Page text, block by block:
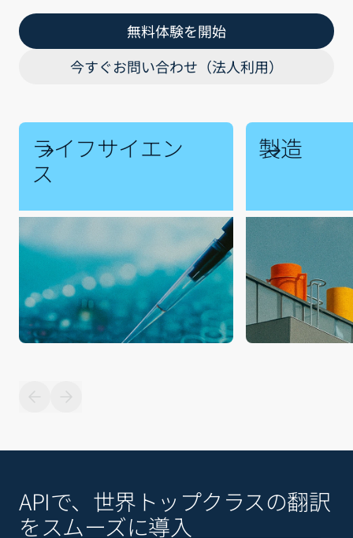
無料体験を開始
今すぐお問い合わせ（法人利用）
ライフサイエン
ス
製造
APIで、世界トップクラスの翻訳
をスムーズに導入